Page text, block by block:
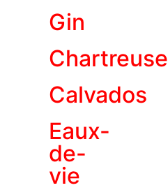
Gin
Chartreuse
Calvados
Eaux-
de-
vie